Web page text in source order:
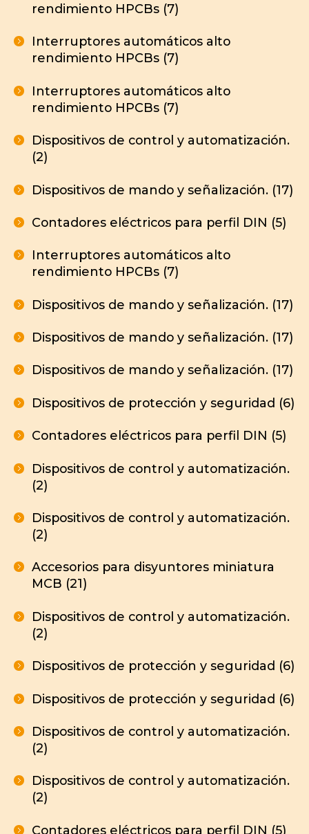
rendimiento HPCBs (7)
Interruptores automáticos alto
rendimiento HPCBs (7)
Interruptores automáticos alto
rendimiento HPCBs (7)
Dispositivos de control y automatización.
(2)
Dispositivos de mando y señalización. (17)
Contadores eléctricos para perfil DIN (5)
Interruptores automáticos alto
rendimiento HPCBs (7)
Dispositivos de mando y señalización. (17)
Dispositivos de mando y señalización. (17)
Dispositivos de mando y señalización. (17)
Dispositivos de protección y seguridad (6)
Contadores eléctricos para perfil DIN (5)
Dispositivos de control y automatización.
(2)
Dispositivos de control y automatización.
(2)
Accesorios para disyuntores miniatura
MCB (21)
Dispositivos de control y automatización.
(2)
Dispositivos de protección y seguridad (6)
Dispositivos de protección y seguridad (6)
Dispositivos de control y automatización.
(2)
Dispositivos de control y automatización.
(2)
Contadores eléctricos para perfil DIN (5)